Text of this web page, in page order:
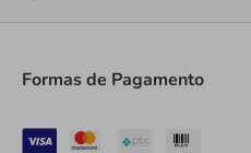
Formas de Pagamento